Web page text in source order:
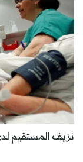
نزيف المستقيم